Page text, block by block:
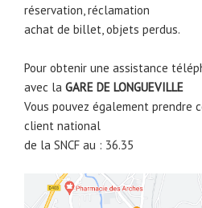
réservation, réclamation
achat de billet, objets perdus.
Pour obtenir une assistance
avec la GARE DE LONGUEVILLE
Vous pouvez également prendre
client national
de la SNCF au : 36.35